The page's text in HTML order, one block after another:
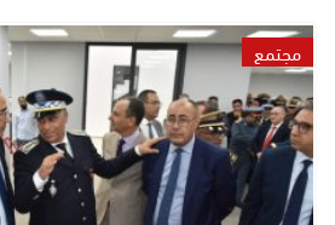
مجتمع